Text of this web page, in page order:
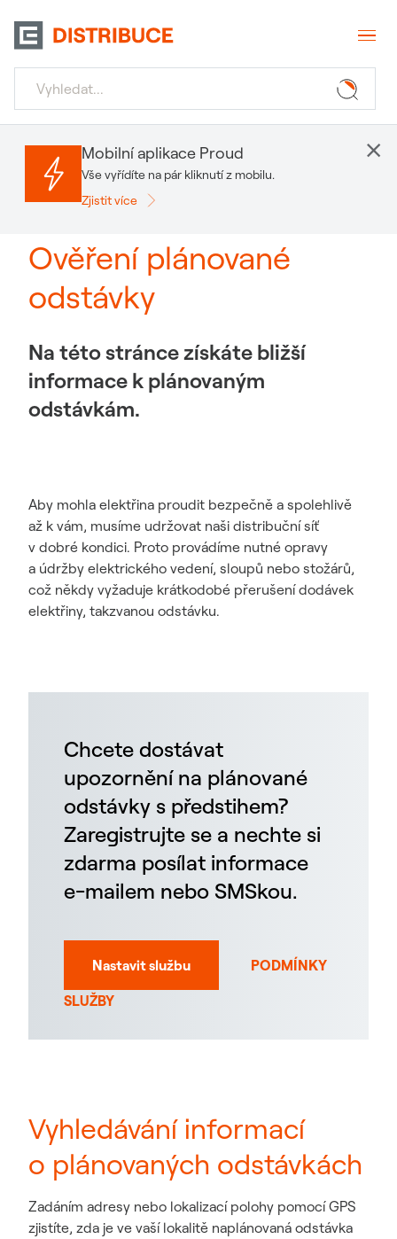
Ověření plánované
odstávky
Na této stránce získáte bližší
informace k plánovaným
odstávkám.
Aby mohla elektřina proudit bezpečně a spolehlivě
až k vám, musíme udržovat naši distribuční síť
v dobré kondici. Proto provádíme nutné opravy
a údržby elektrického vedení, sloupů nebo stožárů,
což někdy vyžaduje krátkodobé přerušení dodávek
elektřiny, takzvanou odstávku.
Mobilní aplikace Proud
Vše vyřídíte na pár kliknutí z mobilu.
Zjistit více
×
Chcete dostávat
upozornění na plánované
odstávky s předstihem?
Zaregistrujte se a nechte si
zdarma posílat informace
e-mailem nebo SMSkou.
Nastavit službu
PODMÍNKY
SLUŽBY
Vyhledávání informací
o plánovaných odstávkách
Zadáním adresy nebo lokalizací polohy pomocí GPS
zjistíte, zda je ve vaší lokalitě naplánovaná odstávka